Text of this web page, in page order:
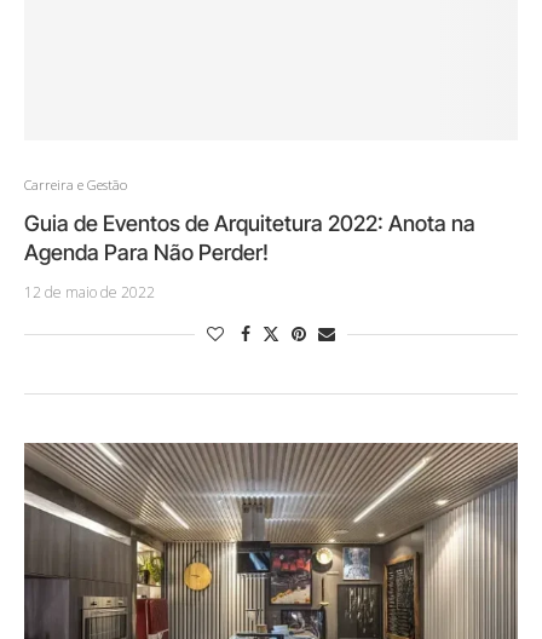
Carreira e Gestão
Guia de Eventos de Arquitetura 2022: Anota na
Agenda Para Não Perder!
12 de maio de 2022